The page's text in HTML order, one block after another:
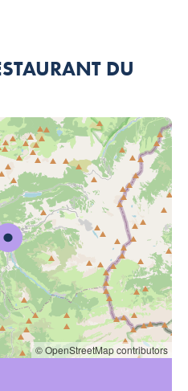
DU
© OpenStreetMap contributors